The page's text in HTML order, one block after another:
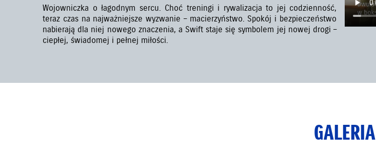
Wojowniczka o łagodnym sercu. Choć treningi i rywalizacja to jej codzienność,
teraz czas na najważniejsze wyzwanie – macierzyństwo. Spokój i bezpieczeństwo
nabierają dla niej nowego znaczenia, a Swift staje się symbolem jej nowej drogi –
ciepłej, świadomej i pełnej miłości.
GALERIA